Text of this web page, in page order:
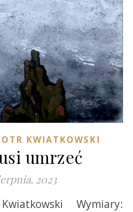
KWIATKOWSKI
umrzeć
2023